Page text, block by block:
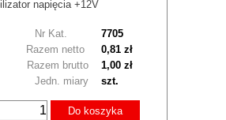
napięcia +12V
Nr Kat. 7705
Razem brutto 1,00 zł
Razem netto 0,81 zł
Jedn. miary szt.
Do koszyka